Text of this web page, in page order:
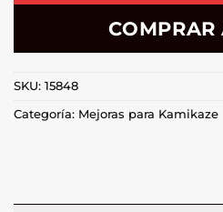
COMPRAR
SKU: 15848
Categoría: Mejoras para Kamikaze